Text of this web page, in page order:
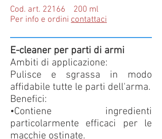
Cod. art. 22166 200 ml
Per info e ordini contattaci
E-cleaner per parti di armi
Ambiti di applicazione:
Pulisce e sgrassa in modo
affidabile tutte le parti dell'arma.
Benefici:
•Contiene ingredienti
particolarmente efficaci per le
macchie ostinate.